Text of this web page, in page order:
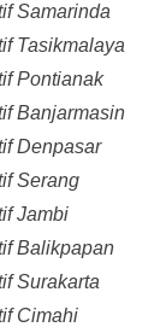
Samarinda
Tasikmalaya
Pontianak
Banjarmasin
Denpasar
Serang
Jambi
Balikpapan
Surakarta
Cimahi